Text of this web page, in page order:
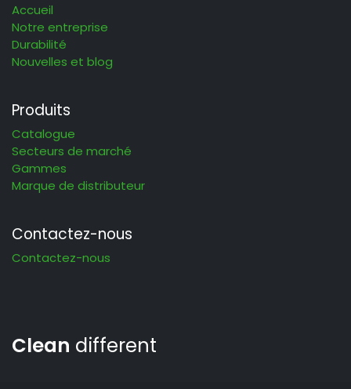
Accueil
Notre entreprise
Durabilité
Nouvelles et blog
Produits
Catalogue
Secteurs de marché
Gammes
Marque de distributeur
Contactez-nous
Contactez-nous
Clean different